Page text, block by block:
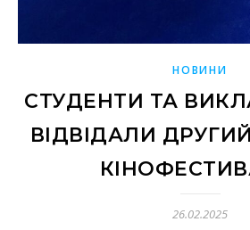
НОВИНИ
СТУДЕНТИ ТА
ВІДВІДАЛИ
26.02.2025